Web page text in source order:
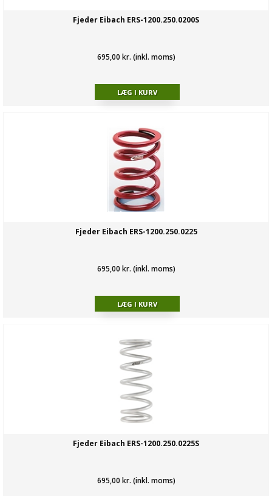
Fjeder Eibach ERS-1200.250.0200S
695,00 kr. (inkl. moms)
Fjeder Eibach ERS-1200.250.0225
695,00 kr. (inkl. moms)
Fjeder Eibach ERS-1200.250.0225S
695,00 kr. (inkl. moms)